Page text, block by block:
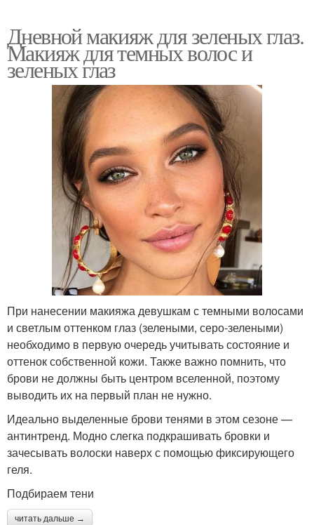
Дневной макияж для зеленых глаз.
Макияж для темных волос и
зеленых глаз
При нанесении макияжа девушкам с темными волосами
и светлым оттенком глаз (зелеными, серо-зелеными)
необходимо в первую очередь учитывать состояние и
оттенок собственной кожи. Также важно помнить, что
брови не должны быть центром вселенной, поэтому
выводить их на первый план не нужно.
Идеально выделенные брови тенями в этом сезоне —
антинтренд. Модно слегка подкрашивать бровки и
зачесывать волоски наверх с помощью фиксирующего
геля.
Подбираем тени
читать дальше →